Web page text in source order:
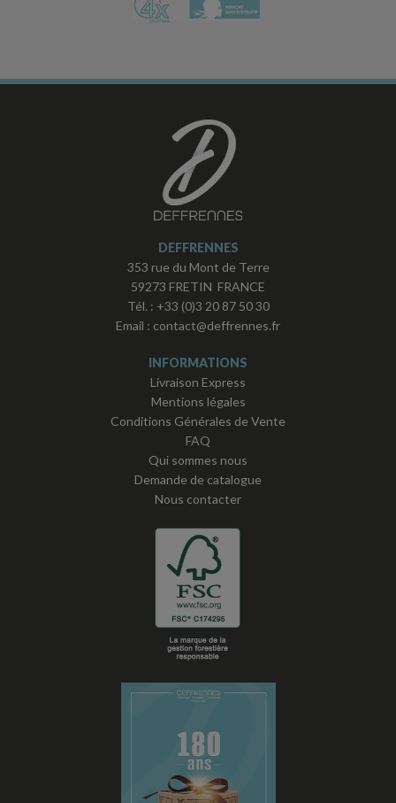
DEFFRENNES
353 rue du Mont de Terre
59273 FRETIN FRANCE
Tél. : +33 (0)3 20 87 50 30
Email : contact@deffrennes.fr
INFORMATIONS
Livraison Express
Mentions légales
Conditions Générales de Vente
FAQ
Qui sommes nous
Demande de catalogue
Nous contacter